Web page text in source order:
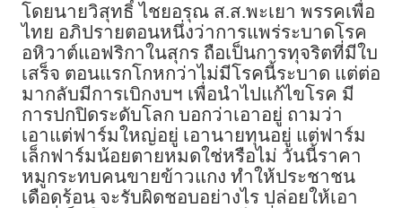
โดยนายวิสุทธิ์ ไชยอรุณ ส.ส.พะเยา พรรคเพื่อ
ไทย อภิปรายตอนหนึ่งว่าการแพร่ระบาดโรค
อหิวาต์แอฟริกาในสุกร ถือเป็นการทุจริตที่มีใบ
เสร็จ ตอนแรกโกหกว่าไม่มีโรคนี้ระบาด แต่ต่อ
มากลับมีการเบิกงบฯ เพื่อนำไปแก้ไขโรค มี
การปกปิดระดับโลก บอกว่าเอาอยู่ ถามว่า
เอาแต่ฟาร์มใหญ่อยู่ เอานายทุนอยู่ แต่ฟาร์ม
เล็กฟาร์มน้อยตายหมดใช่หรือไม่ วันนี้ราคา
หมูกระทบคนขายข้าวแกง ทำให้ประชาชน
เดือดร้อน จะรับผิดชอบอย่างไร ปล่อยให้เอา